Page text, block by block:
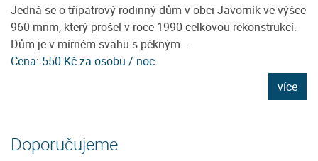
Jedná se o třípatrový rodinný dům v obci Javorník ve výšce
960 mnm, který prošel v roce 1990 celkovou rekonstrukcí.
Dům je v mírném svahu s pěkným...
Cena: 550 Kč za osobu / noc
více
Doporučujeme